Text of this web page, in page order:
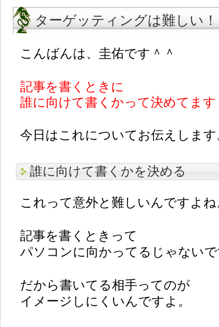
ターゲッティングは難しい
こんばんは、圭佑です＾＾
記事を書くときに
誰に向けて書くかって決めてます
今日はこれについてお伝えします
誰に向けて書くかを決める
これって意外と難しいんですよね
記事を書くときって
パソコンに向かってるじゃない
だから書いてる相手ってのが
イメージしにくいんですよ。